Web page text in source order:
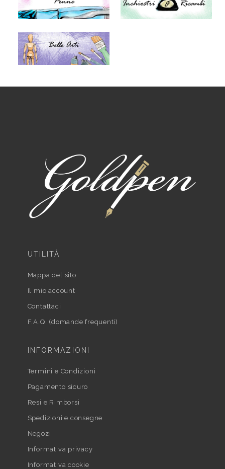
UTILITÀ
Mappa del sito
Il mio account
Contattaci
F.A.Q. (domande frequenti)
INFORMAZIONI
Termini e Condizioni
Pagamento sicuro
Resi e Rimborsi
Spedizioni e consegne
Negozi
Informativa privacy
Informativa cookie